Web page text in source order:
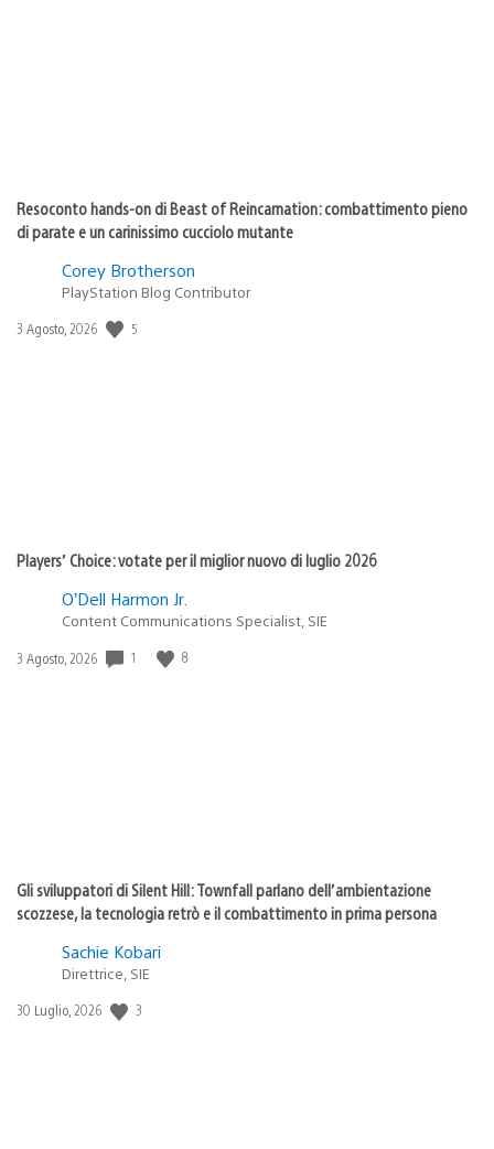
Resoconto hands-on di Beast of Reincarnation: combattimento pieno
di parate e un carinissimo cucciolo mutante
Corey Brotherson
PlayStation Blog Contributor
Data
3 Agosto, 2026 5
Players’ Choice: votate per il miglior nuovo di luglio 2026
O’Dell Harmon Jr.
Content Communications Specialist, SIE
Data
3 Agosto, 2026 1 8
Gli sviluppatori di Silent Hill: Townfall parlano dell’ambientazione
scozzese, la tecnologia retrò e il combattimento in prima persona
Sachie Kobari
Direttrice, SIE
Data
30 Luglio, 2026 3